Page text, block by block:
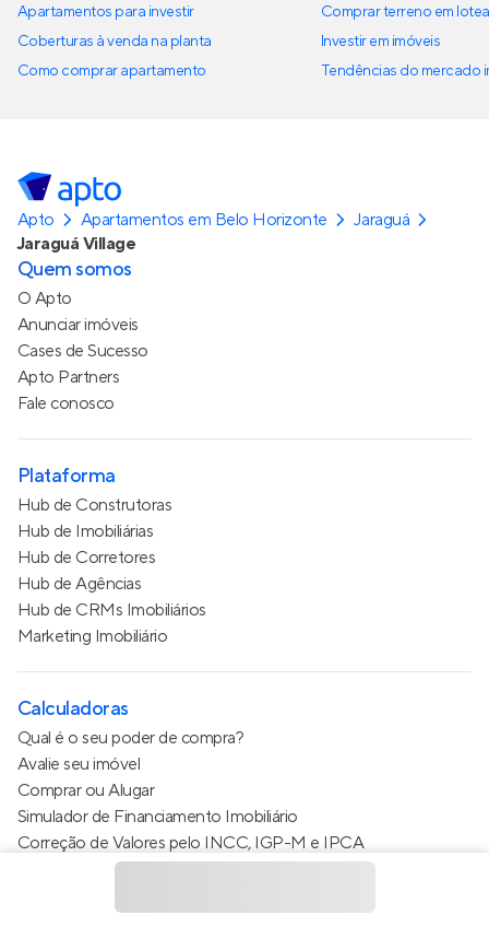
Apartamentos para investir
Coberturas à venda na planta
Como comprar apartamento
Comprar terreno em
Investir em imóveis
Tendências do mercado
Apto Apartamentos em Belo Horizonte
Jaraguá
Jaraguá Village
Quem somos
O Apto
Anunciar imóveis
Cases de Sucesso
Apto Partners
Fale conosco
Plataforma
Hub de Construtoras
Hub de Imobiliárias
Hub de Corretores
Hub de Agências
Hub de CRMs Imobiliários
Marketing Imobiliário
Calculadoras
Qual é o seu poder de compra?
Avalie seu imóvel
Comprar ou Alugar
Simulador de Financiamento Imobiliário
Correção de Valores pelo INCC, IGP-M e IPCA
Estimativa de valor do condomínio